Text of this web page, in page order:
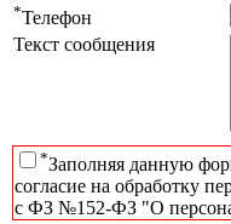
*Телефон
Текст сообщения
*Заполняя данную
согласие на обработку
с ФЗ №152-ФЗ "О